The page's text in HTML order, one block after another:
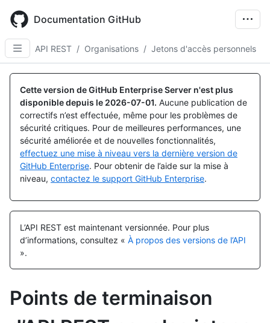
main
content
Documentation GitHub
API REST / Organisations / Jetons d'accès personnels
Cette version de GitHub Enterprise Server n'est plus
disponible depuis le 2026-07-01. Aucune publication de
correctifs n’est effectuée, même pour les problèmes de
sécurité critiques. Pour de meilleures performances, une
sécurité améliorée et de nouvelles fonctionnalités,
effectuez une mise à niveau vers la dernière version de
GitHub Enterprise. Pour obtenir de l’aide sur la mise à
niveau, contactez le support GitHub Enterprise.
L’API REST est maintenant versionnée. Pour plus
d’informations, consultez « À propos des versions de l’API
».
Points de terminaison
Nom, Type,
Description
Nom, Type,
Description
Nom, Type,
Description
Nom, Type,
Description
Nom, Type,
Description
Nom, Type,
Description
Nom, Type,
Description
Nom, Type,
Description
Nom, Type,
Description
Nom, Type,
Description
Nom, Type,
Description
Nom, Type,
Description
Nom, Type,
Description
Nom, Type,
Description
Nom, Type,
Description
Nom, Type,
Description
Nom, Type,
Description
Nom, Type,
Description
Nom, Type,
Description
Nom, Type,
Description
Nom, Type,
Description
Nom, Type,
Description
Nom, Type,
Description
Nom, Type,
Description